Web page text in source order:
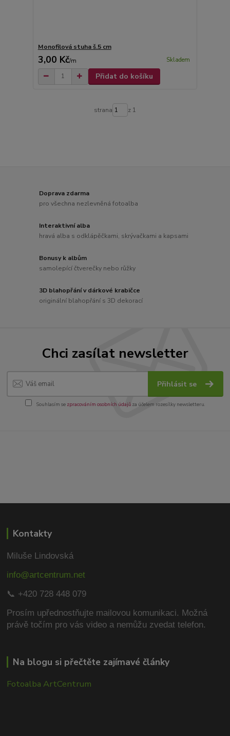
Monofilová stuha š.5 cm
3,00 Kč/m Skladem
Přidat do košíku
strana z 1
Doprava zdarma
pro všechna nezlevněná fotoalba
Interaktivní alba
hravá alba s odklápěčkami, skrývačkami a kapsami
Bonusy k albům
samolepící čtverečky nebo růžky
3D blahopřání v dárkové krabičce
originální blahopřání s 3D dekorací
Chci zasílat newsletter
Přihlásit se
Souhlasím se zpracováním osobních údajůza účelem rozesílky newsletteru.
Kontakty
Miluše Lindovská
info@artcentrum.net
📞 +420 728 448 079
Prosím upřednostňujte mailovou komunikaci. Možná
právě točím pro vás video a nemůžu zvedat telefon.
Na blogu si přečtěte zajímavé články
Fotoalba ArtCentrum